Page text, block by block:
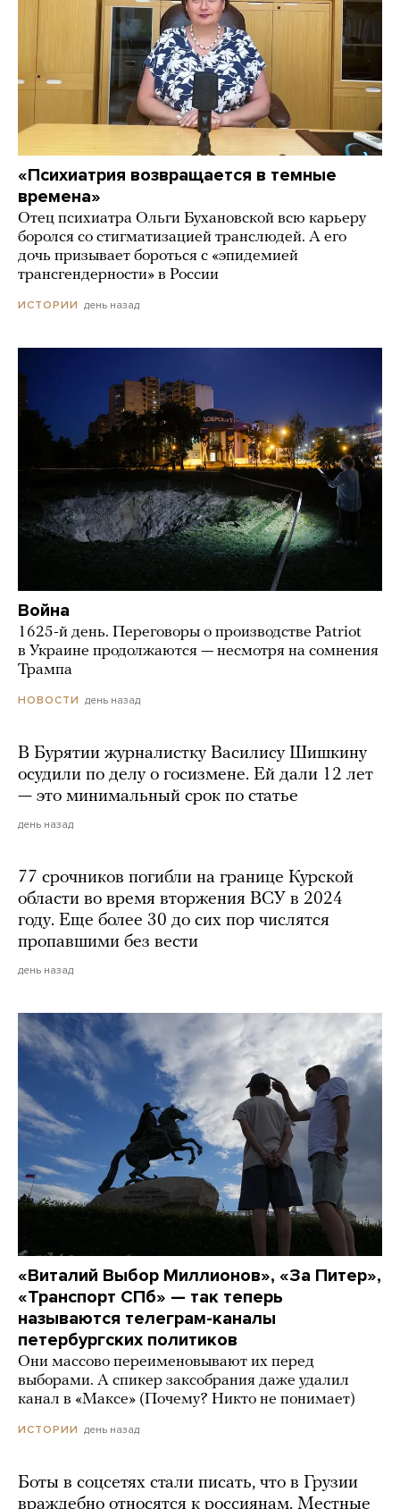
«Психиатрия возвращается в темные
времена»
Отец психиатра Ольги Бухановской всю карьеру
боролся со стигматизацией транслюдей. А его
дочь призывает бороться с «эпидемией
трансгендерности» в России
ИСТОРИИ день назад
Война
1625-й день. Переговоры о производстве Patriot
в Украине продолжаются — несмотря на сомнения
Трампа
НОВОСТИ день назад
В Бурятии журналистку Василису Шишкину
осудили по делу о госизмене. Ей дали 12 лет
— это минимальный срок по статье
день назад
77 срочников погибли на границе Курской
области во время вторжения ВСУ в 2024
году. Еще более 30 до сих пор числятся
пропавшими без вести
день назад
«Виталий Выбор Миллионов», «За Питер»,
«Транспорт СПб» — так теперь
называются телеграм-каналы
петербургских политиков
Они массово переименовывают их перед
выборами. А спикер заксобрания даже удалил
канал в «Максе» (Почему? Никто не понимает)
ИСТОРИИ день назад
Боты в соцсетях стали писать, что в Грузии
враждебно относятся к россиянам. Местные